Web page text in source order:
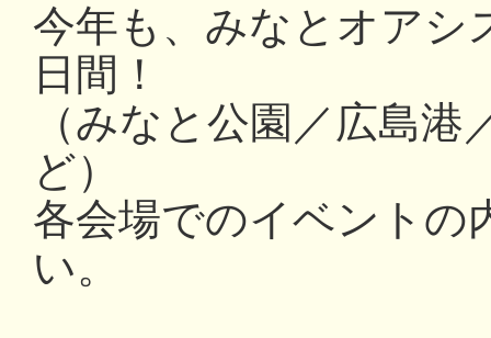
今年も、みなとオアシ
日間！
（みなと公園／広島
ど）
各会場でのイベントの
い。